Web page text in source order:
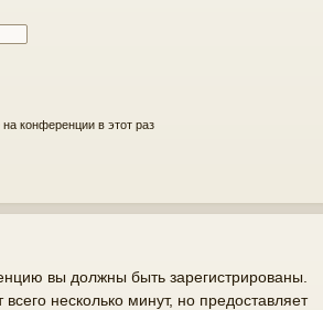
конференции в этот раз
вы должны быть зарегистрированы.
несколько минут, но предоставляет